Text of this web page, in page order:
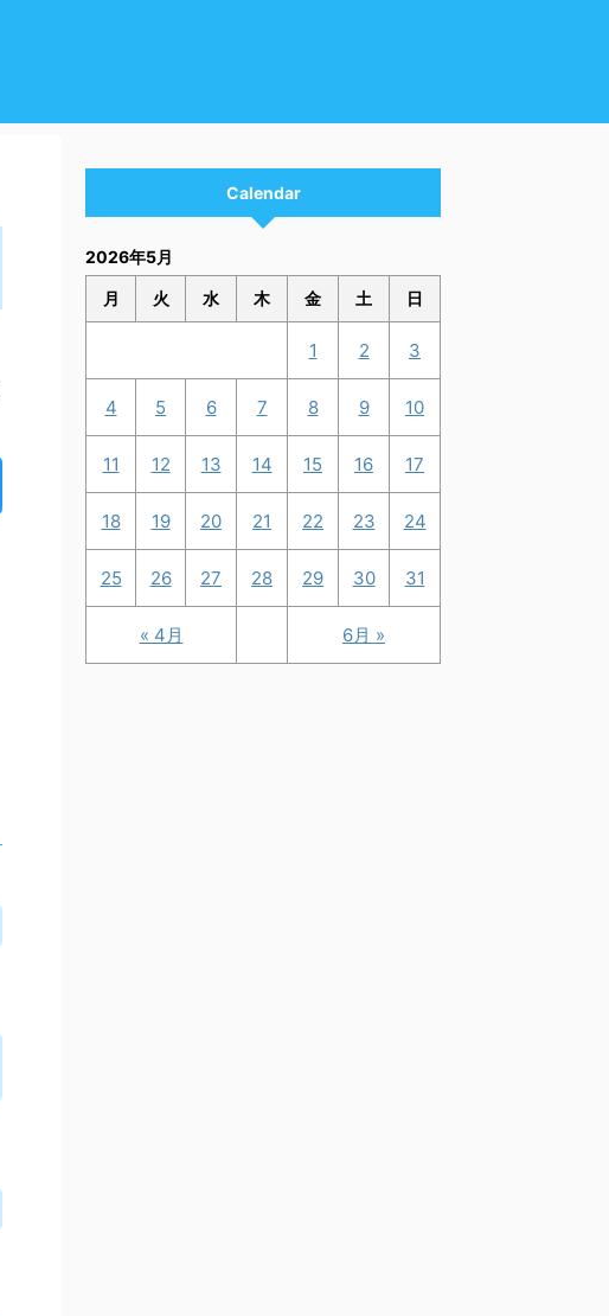
Calendar
2026年5月
月 火 水 木 金 土 日
« 4月 6月 »
1 2 3
4 5 6 7 8 9 10
11 12 13 14 15 16 17
18 19 20 21 22 23 24
25 26 27 28 29 30 31